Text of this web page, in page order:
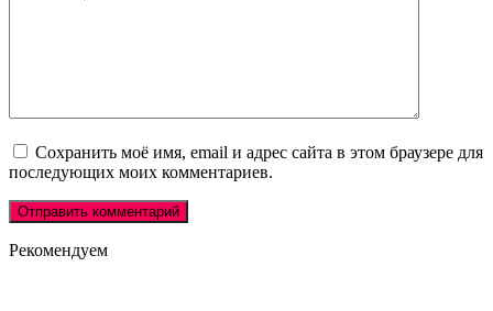
Сохранить моё имя, email и адрес сайта в этом браузере для
последующих моих комментариев.
Рекомендуем